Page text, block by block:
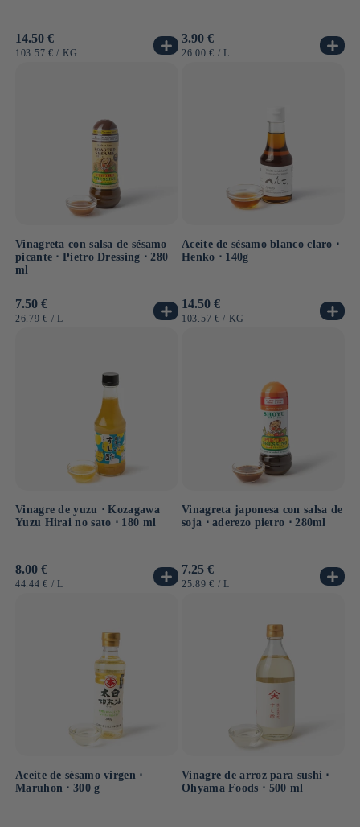
Precio
habitual
14.50 €
PRECIO
103.57 € / POR
KG
Precio
habitual
3.90 €
PRECIO
26.00 € / POR
L
Vinagreta con salsa de sésamo
picante ⋅ Pietro Dressing ⋅ 280
ml
Precio
habitual
7.50 €
PRECIO
26.79 € / POR
L
Aceite de sésamo blanco claro ⋅
Henko ⋅ 140g
Precio
habitual
14.50 €
PRECIO
103.57 € / POR
KG
Vinagre de yuzu ⋅ Kozagawa
Yuzu Hirai no sato ⋅ 180 ml
Precio
habitual
8.00 €
PRECIO
44.44 € / POR
L
Vinagreta japonesa con salsa de
soja ⋅ aderezo pietro ⋅ 280ml
Precio
habitual
7.25 €
PRECIO
25.89 € / POR
L
Aceite de sésamo virgen ⋅
Maruhon ⋅ 300 g
Vinagre de arroz para sushi ⋅
Ohyama Foods ⋅ 500 ml